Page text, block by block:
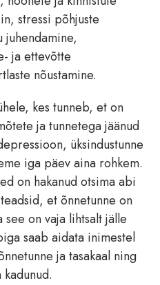
stressi põhjuste
juhendamine,
ja ettevõtte
nõustamine.
kes tunneb, et on
ja tunnetega jäänud
üksindustunne
iga päev aina rohkem.
on hakanud otsima abi
et õnnetunne on
see on vaja lihtsalt jälle
saab aidata inimestel
ja tasakaal ning